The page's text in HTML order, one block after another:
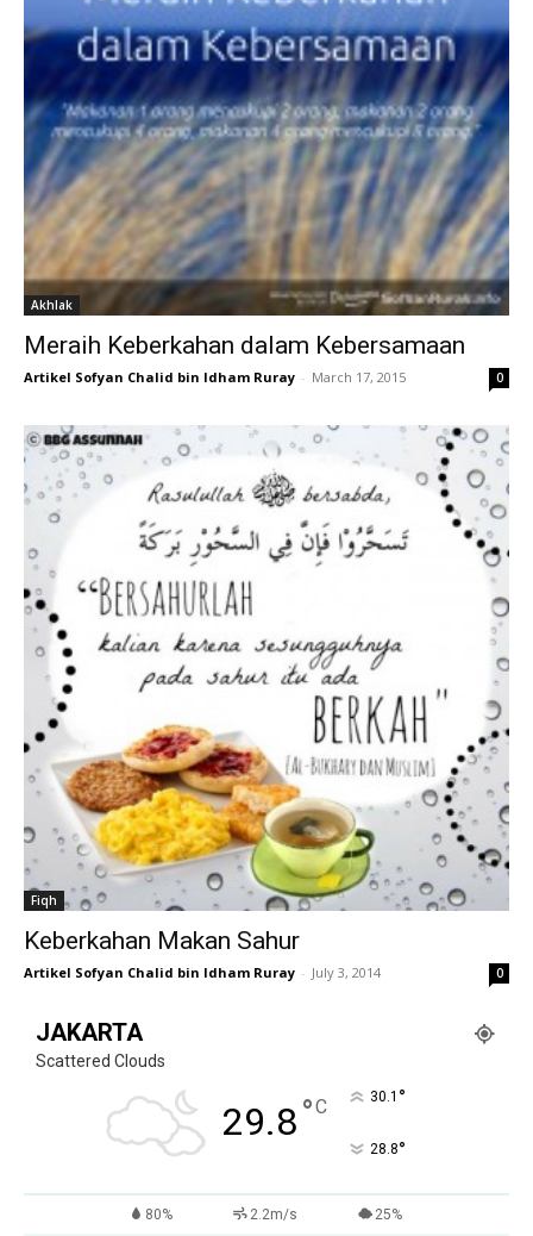
Akhlak
Meraih Keberkahan dalam Kebersamaan
Artikel Sofyan Chalid bin Idham Ruray - March 17, 2015 0
Fiqh
Keberkahan Makan Sahur
Artikel Sofyan Chalid bin Idham Ruray - July 3, 2014 0
JAKARTA
Scattered Clouds
29.8°C 30.1 °
28.8°
80% 2.2m/s 25%